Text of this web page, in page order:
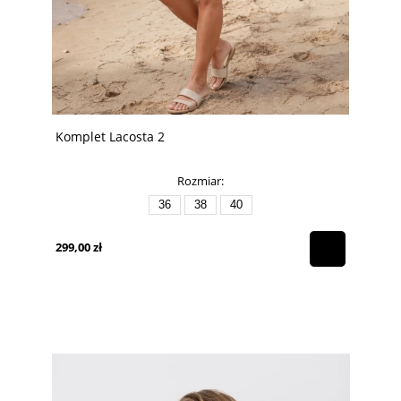
Komplet Lacosta 2
Rozmiar:
36 38 40
299,00 zł